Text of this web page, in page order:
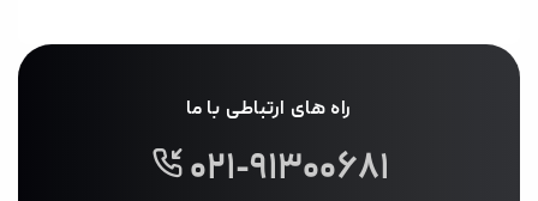
راه های ارتباطی با ما
۰۲۱-۹۱۳۰۰۶۸۱